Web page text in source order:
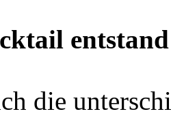
entstand
die